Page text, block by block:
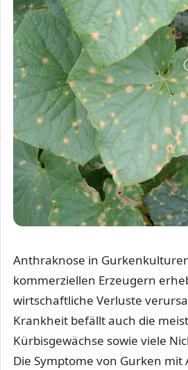
Anthraknose in
kommerziellen Erzeugern
wirtschaftliche Verluste
Krankheit befällt auch die
Kürbisgewächse sowie viele
Die Symptome von Gurken mit